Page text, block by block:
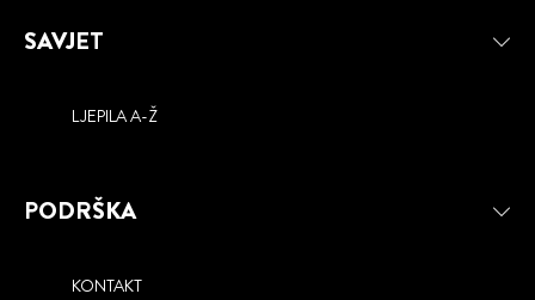
SAVJET
LJEPILA A-Ž
PODRŠKA
KONTAKT